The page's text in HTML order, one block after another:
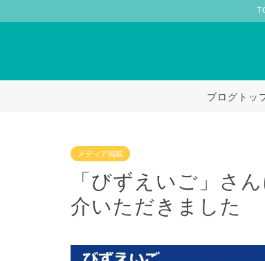
ブログトッ
メディア掲載
「びずえいご」さ
介いただきました